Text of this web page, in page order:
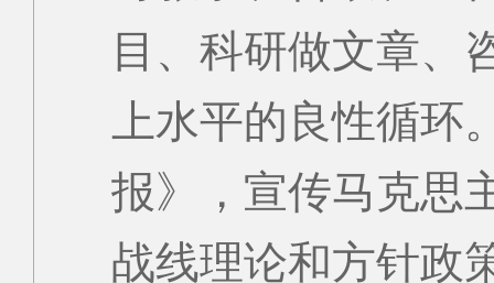
目、科研做文章、
上水平的良性循环
报》，宣传马克思
战线理论和方针政